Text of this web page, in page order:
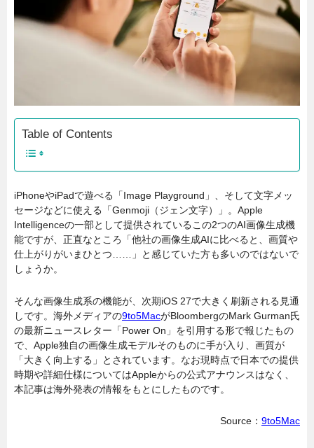
Table of Contents
iPhoneやiPadで遊べる「Image Playground」、そして文字メッ
セージなどに使える「Genmoji（ジェン文字）」。Apple
Intelligenceの一部として提供されているこの2つのAI画像生成機
能ですが、正直なところ「他社の画像生成AIに比べると、画質や
仕上がりがいまひとつ……」と感じていた方も多いのではないで
しょうか。
そんな画像生成系の機能が、次期iOS 27で大きく刷新される見通
しです。海外メディアの9to5MacがBloombergのMark Gurman氏
の最新ニュースレター「Power On」を引用する形で報じたもの
で、Apple独自の画像生成モデルそのものに手が入り、画質が
「大きく向上する」とされています。なお現時点で日本での提供
時期や詳細仕様についてはAppleからの公式アナウンスはなく、
本記事は海外発表の情報をもとにしたものです。
Source： 9to5Mac